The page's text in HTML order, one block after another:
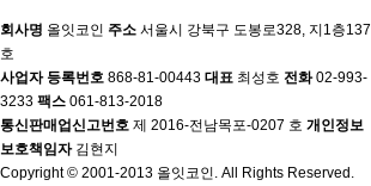
회사명 올잇코인 주소 서울시 강북구 도봉로328, 지1층137
호
사업자 등록번호 868-81-00443 대표 최성호 전화02-993-
3233 팩스 061-813-2018
통신판매업신고번호 제 2016-전남목포-0207 호 개인정보
보호책임자김현지
Copyright © 2001-2013 올잇코인. All Rights Reserved.